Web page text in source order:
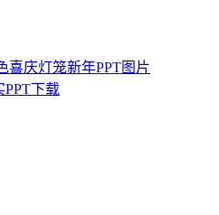
喜庆灯笼新年PPT图片